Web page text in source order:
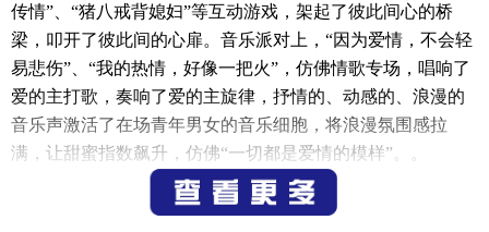
传情”、“猪八戒背媳妇”等互动游戏，架起了彼此间心的桥
梁，叩开了彼此间的心扉。音乐派对上，“因为爱情，不会轻
易悲伤”、“我的热情，好像一把火”，仿佛情歌专场，唱响了
爱的主打歌，奏响了爱的主旋律，抒情的、动感的、浪漫的
音乐声激活了在场青年男女的音乐细胞，将浪漫氛围感拉
满，让甜蜜指数飙升，仿佛“一切都是爱情的模样”。。
运动嗨不停，花式迎亚运。水上运动也是本次活动的